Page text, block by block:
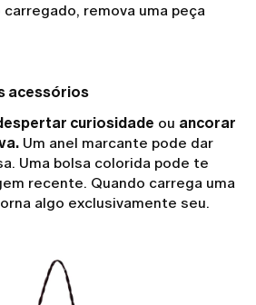
remova uma peça
acessórios
curiosidade ou ancorar
Um anel marcante pode dar
Uma bolsa colorida pode te
recente. Quando carrega uma
algo exclusivamente seu.